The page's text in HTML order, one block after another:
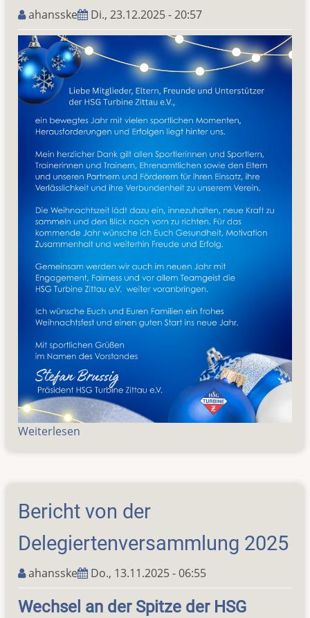
ahansske Di., 23.12.2025 - 20:57
Weiterlesen
...
Bericht von der
Delegiertenversammlung 2025
ahansske Do., 13.11.2025 - 06:55
Wechsel an der Spitze der HSG